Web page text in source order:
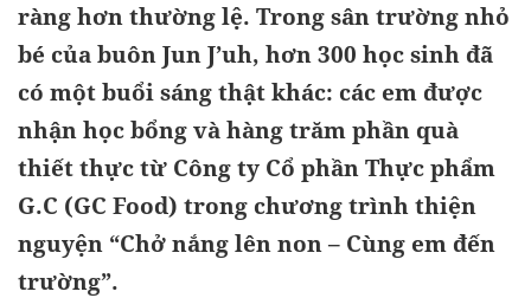
ràng hơn thường lệ. Trong sân trường nhỏ
bé của buôn Jun J’uh, hơn 300 học sinh đã
có một buổi sáng thật khác: các em được
nhận học bổng và hàng trăm phần quà
thiết thực từ Công ty Cổ phần Thực phẩm
G.C (GC Food) trong chương trình thiện
nguyện “Chở nắng lên non – Cùng em đến
trường”.